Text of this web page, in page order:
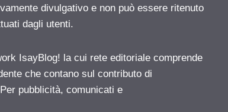
divulgativo e non può essere ritenuto
dagli utenti.
IsayBlog! la cui rete editoriale comprende
che contano sul contributo di
pubblicità, comunicati e